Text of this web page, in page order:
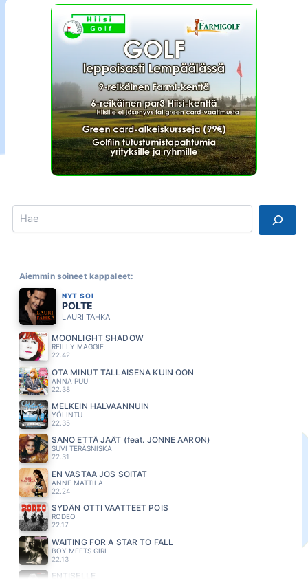
Search
Aiemmin soineet kappaleet:
NYT SOI
POLTE
LAURI TÄHKÄ
MOONLIGHT SHADOW
REILLY MAGGIE
22.42
OTA MINUT TÄLLAISENA KUIN OON
ANNA PUU
22.38
MELKEIN HALVAANNUIN
YÖLINTU
22.35
SANO ETTÄ JÄÄT (feat. JONNE AARON)
SUVI TERÄSNISKA
22.31
EN VASTAA JOS SOITAT
ANNE MATTILA
22.24
SYDÄN OTTI VAATTEET POIS
RODEO
22.17
WAITING FOR A STAR TO FALL
BOY MEETS GIRL
22.13
ENTISELLE